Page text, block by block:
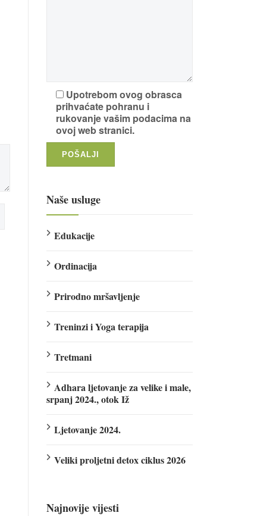
Upotrebom ovog obrasca
prihvaćate pohranu i
rukovanje vašim podacima na
ovoj web stranici.
Naše usluge
Edukacije
Ordinacija
Prirodno mršavljenje
Treninzi i Yoga terapija
Tretmani
Adhara ljetovanje za velike i male,
srpanj 2024., otok Iž
Ljetovanje 2024.
Veliki proljetni detox ciklus 2026
Najnovije vijesti